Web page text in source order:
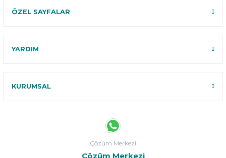
ÖZEL SAYFALAR
YARDIM
KURUMSAL
Çözüm Merkezi
Çözüm Merkezi